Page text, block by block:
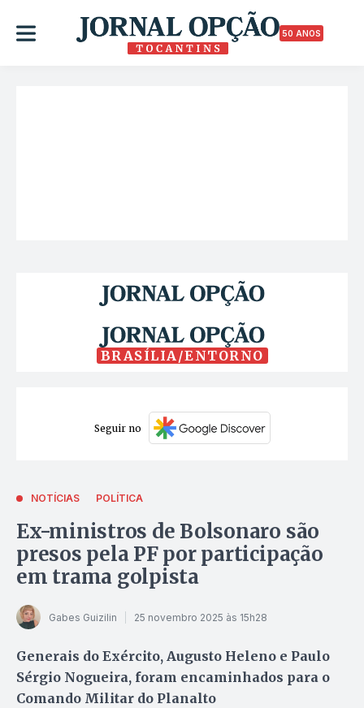
50 ANOS
BRASÍLIA/ENTORNO
Seguir no
NOTÍCIAS POLÍTICA
Ex-ministros de Bolsonaro são
presos pela PF por participação
em trama golpista
Gabes Guizilin 25 novembro 2025 às 15h28
Generais do Exército, Augusto Heleno e Paulo
Sérgio Nogueira, foram encaminhados para o
Comando Militar do Planalto